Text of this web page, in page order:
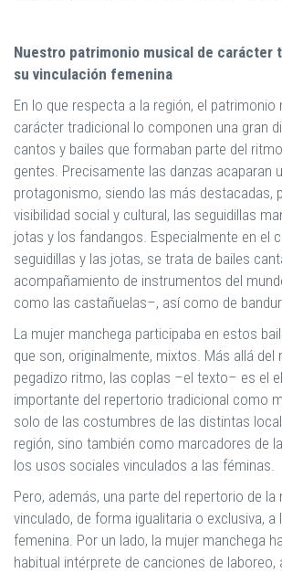
Nuestro patrimonio musical de carácter
su vinculación femenina
En lo que respecta a la región, el patrimonio
carácter tradicional lo componen una gran
cantos y bailes que formaban parte del
gentes. Precisamente las danzas acaparan
protagonismo, siendo las más destacadas,
visibilidad social y cultural, las seguidillas
jotas y los fandangos. Especialmente en el
seguidillas y las jotas, se trata de bailes
acompañamiento de instrumentos del
como las castañuelas–, así como de
La mujer manchega participaba en estos
que son, originalmente, mixtos. Más allá del
pegadizo ritmo, las coplas –el texto– es el
importante del repertorio tradicional como
solo de las costumbres de las distintas
región, sino también como marcadores de
los usos sociales vinculados a las féminas.
Pero, además, una parte del repertorio de la
vinculado, de forma igualitaria o exclusiva, a
femenina. Por un lado, la mujer manchega
habitual intérprete de canciones de laboreo,